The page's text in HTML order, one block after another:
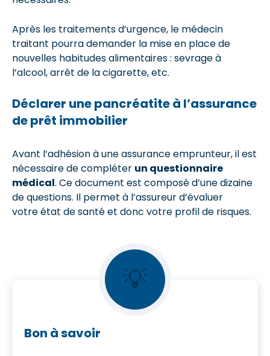
Après les traitements d’urgence, le médecin
traitant pourra demander la mise en place de
nouvelles habitudes alimentaires : sevrage à
l’alcool, arrêt de la cigarette, etc.
Déclarer une pancréatite à l’assurance
de prêt immobilier
Avant l’adhésion à une assurance emprunteur, il est
nécessaire de compléter un questionnaire
médical. Ce document est composé d’une dizaine
de questions. Il permet à l’assureur d’évaluer
votre état de santé et donc votre profil de risques.
💡
Bon à savoir